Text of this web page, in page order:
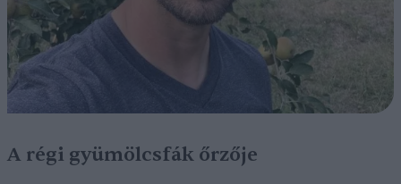
A régi gyümölcsfák őrzője